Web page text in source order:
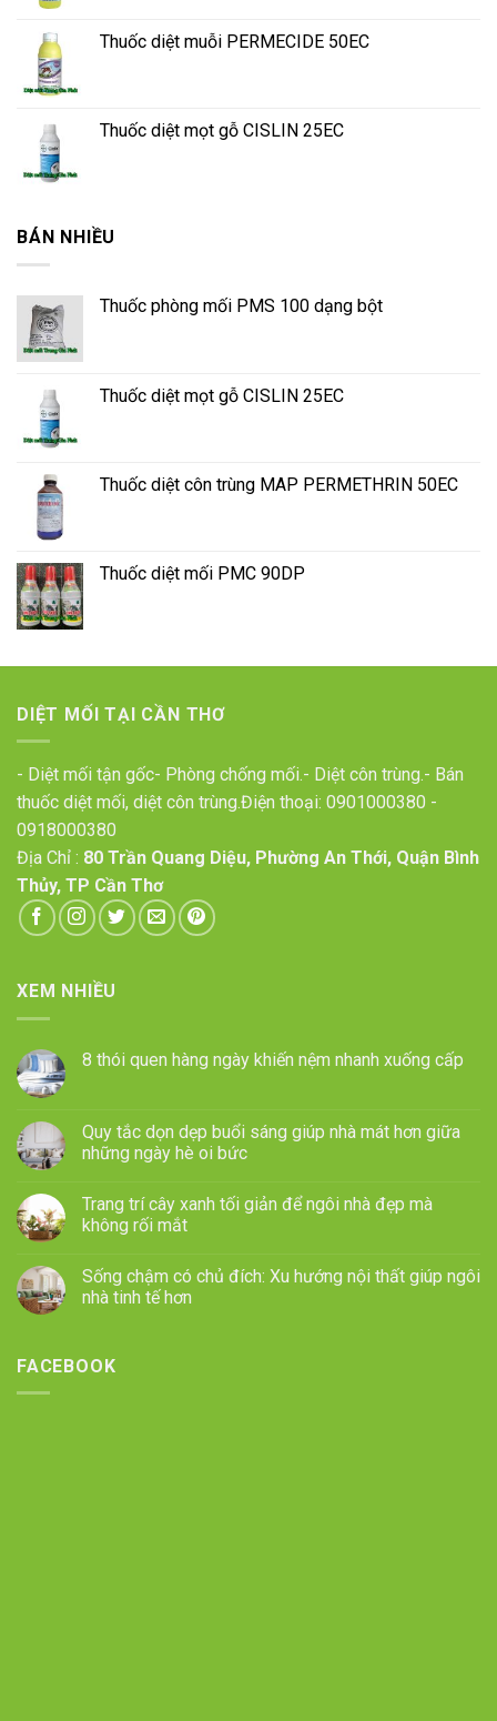
Thuốc diệt muỗi PERMECIDE 50EC
Thuốc diệt mọt gỗ CISLIN 25EC
BÁN NHIỀU
Thuốc phòng mối PMS 100 dạng bột
Thuốc diệt mọt gỗ CISLIN 25EC
Thuốc diệt côn trùng MAP PERMETHRIN 50EC
Thuốc diệt mối PMC 90DP
DIỆT MỐI TẠI CẦN THƠ
- Diệt mối tận gốc- Phòng chống mối.- Diệt côn trùng.- Bán
thuốc diệt mối, diệt côn trùng.Điện thoại: 0901000380 -
0918000380
Địa Chỉ : 80 Trần Quang Diệu, Phường An Thới, Quận Bình
Thủy, TP Cần Thơ
XEM NHIỀU
8 thói quen hàng ngày khiến nệm nhanh xuống cấp
Quy tắc dọn dẹp buổi sáng giúp nhà mát hơn giữa
những ngày hè oi bức
Trang trí cây xanh tối giản để ngôi nhà đẹp mà
không rối mắt
Sống chậm có chủ đích: Xu hướng nội thất giúp ngôi
nhà tinh tế hơn
FACEBOOK